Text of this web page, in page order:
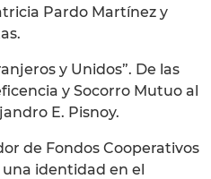
Pardo Martínez y
y Unidos”. De las
y Socorro Mutuo al
E. Pisnoy.
de Fondos Cooperativos
identidad en el